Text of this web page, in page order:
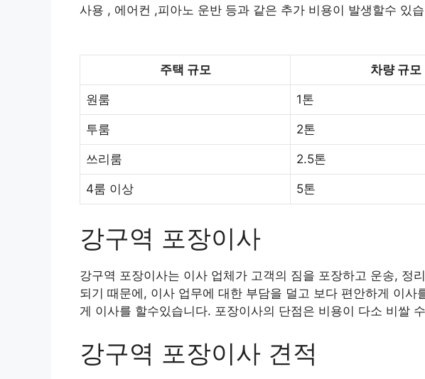
사용 , 에어컨 ,피아노 운반 등과 같은 추가 비용이 발생할수 있
주택 규모
차량 규모
원룸 1톤
투룸 2톤
쓰리룸 2.5톤
4룸 이상 5톤
강구역 포장이사
강구역 포장이사는 이사 업체가 고객의 짐을 포장하고 운송, 정
되기 때문에, 이사 업무에 대한 부담을 덜고 보다 편안하게 이
게 이사를 할수있습니다. 포장이사의 단점은 비용이 다소 비쌀
강구역 포장이사 견적